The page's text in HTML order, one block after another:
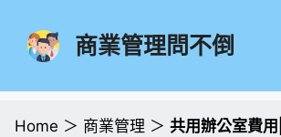
商業管理問不倒
Home ＞ 商業管理 ＞ 共用辦公室費